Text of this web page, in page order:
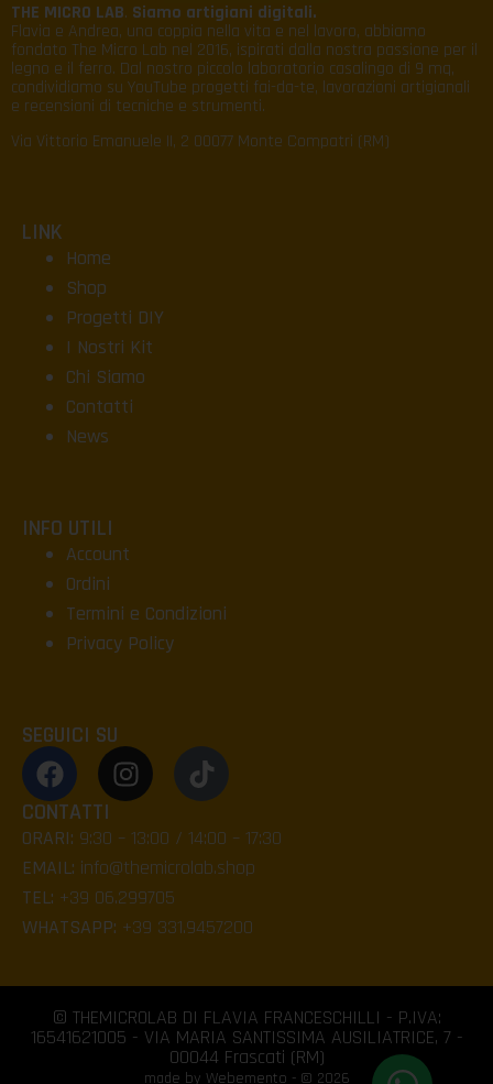
THE MICRO LAB. Siamo artigiani digitali.
Flavia e Andrea, una coppia nella vita e nel lavoro, abbiamo
fondato The Micro Lab nel 2016, ispirati dalla nostra passione per il
legno e il ferro. Dal nostro piccolo laboratorio casalingo di 9 mq,
condividiamo su YouTube progetti fai-da-te, lavorazioni artigianali
e recensioni di tecniche e strumenti.
Via Vittorio Emanuele II, 2 00077 Monte Compatri (RM)
LINK
Home
Shop
Progetti DIY
I Nostri Kit
Chi Siamo
Contatti
News
INFO UTILI
Account
Ordini
Termini e Condizioni
Privacy Policy
SEGUICI SU
CONTATTI
ORARI: 9:30 – 13:00 / 14:00 – 17:30
EMAIL: info@themicrolab.shop
TEL: +39 06.299705
WHATSAPP: +39 331.9457200
© THEMICROLAB DI FLAVIA FRANCESCHILLI - P.IVA:
16541621005 - VIA MARIA SANTISSIMA AUSILIATRICE, 7 -
00044 Frascati (RM)
made by Webemento - © 2026